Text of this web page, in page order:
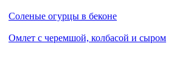
Соленые огурцы в беконе
Омлет с черемшой, колбасой и сыром